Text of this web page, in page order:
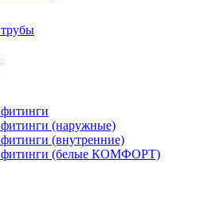
(наружные)
(внутренние)
фитинги (белые КОМФОРТ)